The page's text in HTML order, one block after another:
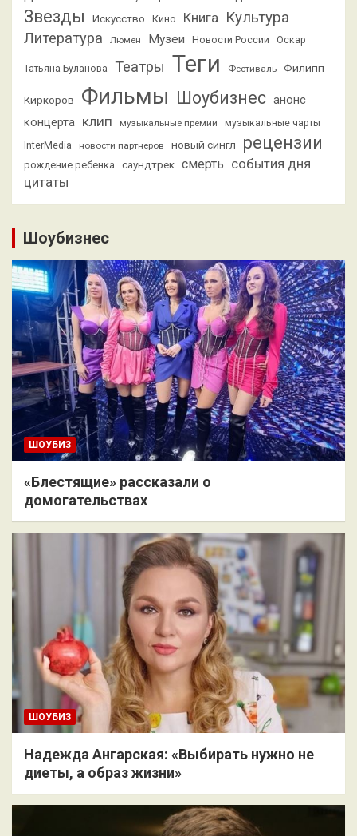
Звезды Искусство Кино Книга Культура
Литература Люмен Музеи Новости России Оскар
Татьяна Буланова Театры Теги Фестиваль Филипп
Киркоров Фильмы Шоубизнес анонс
концерта клип музыкальные премии
музыкальные чарты
InterMedia
новости партнеров новый сингл рецензии
рождение ребенка саундтрек смерть события дня
цитаты
Шоубизнес
ШОУБИЗ
«Блестящие» рассказали о
домогательствах
ШОУБИЗ
Надежда Ангарская: «Выбирать нужно не
диеты, а образ жизни»